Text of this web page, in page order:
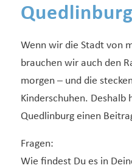
Quedlinburg
Wenn wir die Stadt von
brauchen wir auch den
morgen – und die
Kinderschuhen. Deshalb
Quedlinburg einen
Fragen:
Wie findest Du es in